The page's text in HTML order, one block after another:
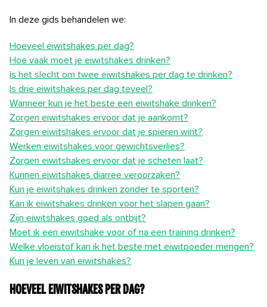
In deze gids behandelen we:
Hoeveel eiwitshakes per dag?
Hoe vaak moet je eiwitshakes drinken?
Is het slecht om twee eiwitshakes per dag te drinken?
Is drie eiwitshakes per dag teveel?
Wanneer kun je het beste een eiwitshake drinken?
Zorgen eiwitshakes ervoor dat je aankomt?
Zorgen eiwitshakes ervoor dat je spieren wint?
Werken eiwitshakes voor gewichtsverlies?
Zorgen eiwitshakes ervoor dat je scheten laat?
Kunnen eiwitshakes diarree veroorzaken?
Kun je eiwitshakes drinken zonder te sporten?
Kan ik eiwitshakes drinken voor het slapen gaan?
Zijn eiwitshakes goed als ontbijt?
Moet ik een eiwitshake voor of na een training drinken?
Welke vloeistof kan ik het beste met eiwitpoeder mengen?
Kun je leven van eiwitshakes?
Hoeveel eiwitshakes per dag?